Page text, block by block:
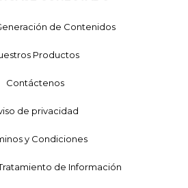
de Contenidos
Productos
Contáctenos
de privacidad
y Condiciones
de Información